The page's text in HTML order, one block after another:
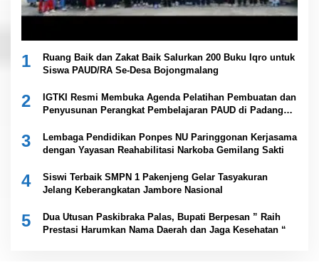
1
Ruang Baik dan Zakat Baik Salurkan 200 Buku Iqro untuk
Siswa PAUD/RA Se-Desa Bojongmalang
2
IGTKI Resmi Membuka Agenda Pelatihan Pembuatan dan
Penyusunan Perangkat Pembelajaran PAUD di Padang
3
Lembaga Pendidikan Ponpes NU Paringgonan Kerjasama
dengan Yayasan Reahabilitasi Narkoba Gemilang Sakti
4
Siswi Terbaik SMPN 1 Pakenjeng Gelar Tasyakuran
Jelang Keberangkatan Jambore Nasional
5
Dua Utusan Paskibraka Palas, Bupati Berpesan ” Raih
Prestasi Harumkan Nama Daerah dan Jaga Kesehatan “